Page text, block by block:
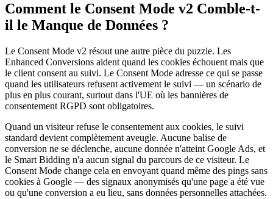
Comment le Consent Mode v2 Comble-t-
il le Manque de Données ?
Le Consent Mode v2 résout une autre pièce du puzzle. Les
Enhanced Conversions aident quand les cookies échouent mais que
le client consent au suivi. Le Consent Mode adresse ce qui se passe
quand les utilisateurs refusent activement le suivi — un scénario de
plus en plus courant, surtout dans l'UE où les bannières de
consentement RGPD sont obligatoires.
Quand un visiteur refuse le consentement aux cookies, le suivi
standard devient complètement aveugle. Aucune balise de
conversion ne se déclenche, aucune donnée n'atteint Google Ads, et
le Smart Bidding n'a aucun signal du parcours de ce visiteur. Le
Consent Mode change cela en envoyant quand même des pings sans
cookies à Google — des signaux anonymisés qu'une page a été vue
ou qu'une conversion a eu lieu, sans données personnelles attachées.